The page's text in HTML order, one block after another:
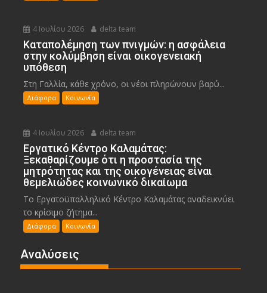
4 Ιουλίου 2026 delta team
Καταπολέμηση των πνιγμών: η ασφάλεια
στην κολύμβηση είναι οικογενειακή
υπόθεση
Στη Γαλλία, κάθε χρόνο, οι νέοι πληρώνουν βαρύ...
Διάφορα Κοινωνία
4 Ιουλίου 2026 delta team
Εργατικό Κέντρο Καλαμάτας:
Ξεκαθαρίζουμε ότι η προστασία της
μητρότητας και της οικογένειας είναι
θεμελιώδες κοινωνικό δικαίωμα
Το Εργατοϋπαλληλικό Κέντρο Καλαμάτας αναδεικνύει
το κρίσιμο ζήτημα...
Διάφορα Κοινωνία
Αναλύσεις